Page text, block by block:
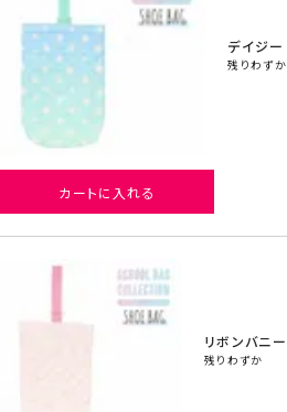
デイジー
残りわずか
カートに入れる
リボンバニー
残りわずか